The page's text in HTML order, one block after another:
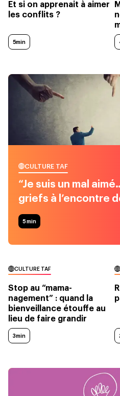
Et si on apprenait à aimer
les conflits ?
5min
CULTURE TAF
“Je suis un mal
griefs à l’encontre
5min
CULTURE TAF
Stop au “mama-
nagement” : quand la
bienveillance étouffe au
lieu de faire grandir
3min